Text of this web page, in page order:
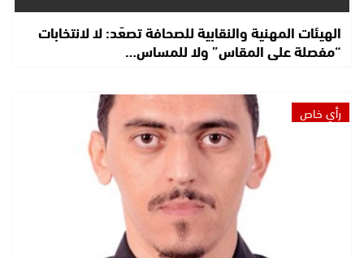
الهيئات المهنية والنقابية للصحافة تصعّد: لا لانتخابات
“مفصلة على المقاس” ولا للمساس…
رأي خاص